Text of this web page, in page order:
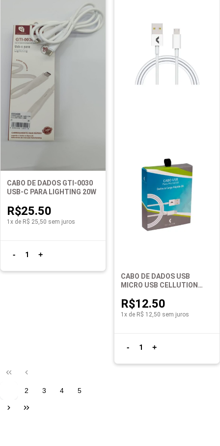
CABO DE DADOS GTI-0030
USB-C PARA LIGHTING 20W
R$25.50
1x de R$ 25,50 sem juros
- 1 +
CABO DE DADOS USB
MICRO USB CELLUTION
R$12.50
1x de R$ 12,50 sem juros
- 1 +
2 3 4 5